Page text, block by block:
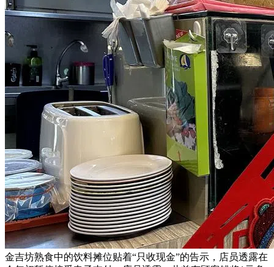
金吉坊熟食中的饮料摊位贴着“只收现金”的告示，店员透露在